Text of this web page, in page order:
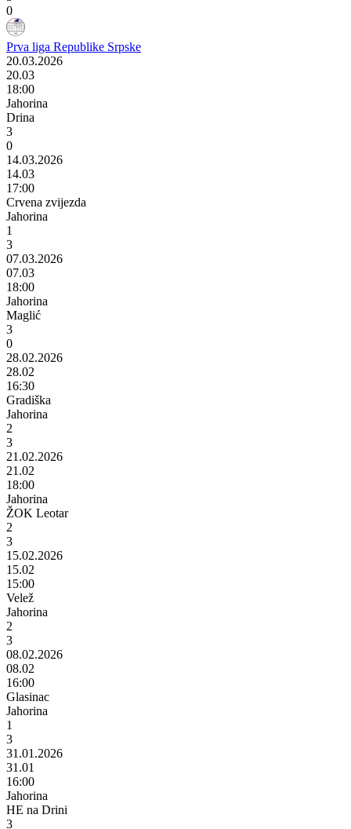
0
Prva liga Republike Srpske
20.03.2026
20.03
18:00
Jahorina
Drina
3
0
14.03.2026
14.03
17:00
Crvena zvijezda
Jahorina
1
3
07.03.2026
07.03
18:00
Jahorina
Maglić
3
0
28.02.2026
28.02
16:30
Gradiška
Jahorina
2
3
21.02.2026
21.02
18:00
Jahorina
ŽOK Leotar
2
3
15.02.2026
15.02
15:00
Velež
Jahorina
2
3
08.02.2026
08.02
16:00
Glasinac
Jahorina
1
3
31.01.2026
31.01
16:00
Jahorina
HE na Drini
3